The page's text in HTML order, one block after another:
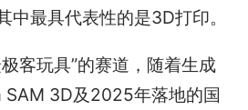
中最具代表性的是3D打印。
客玩具”的赛道，随着生成
3D及2025年落地的国